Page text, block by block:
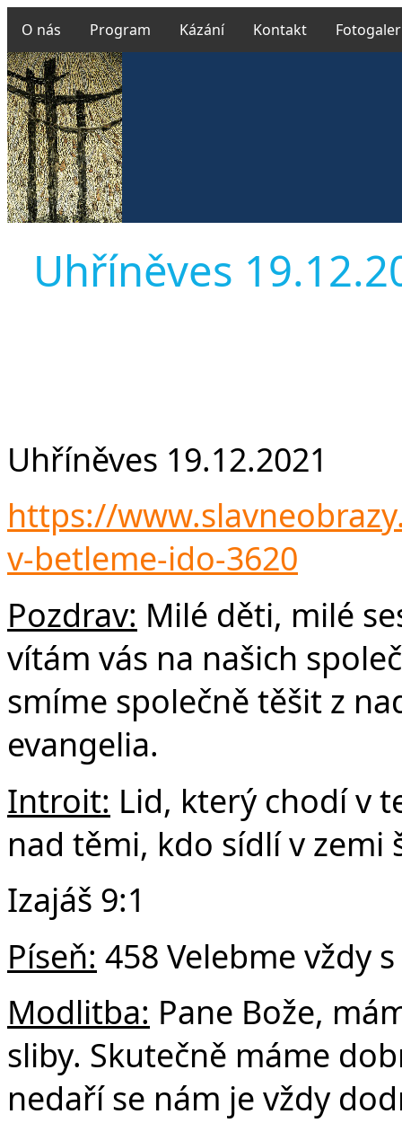
O nás Program Kázání Kontakt
Uhříněves
Uhříněves 19.12.2021
https://
v-betleme-ido-3620
Pozdrav: Milé děti, milé
vítám vás na našich
smíme společně těšit z
evangelia.
Introit: Lid, který chodí v
nad těmi, kdo sídlí v zemi
Izajáš 9:1
Píseň: 458 Velebme vždy
Modlitba: Pane Bože,
sliby. Skutečně máme
nedaří se nám je vždy